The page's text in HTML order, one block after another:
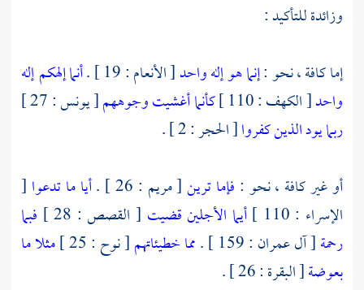
وزائدة للتأكيد :
إما كافة ، نحو :إنما هو إله واحد[ الأنعام : 19 ] .
أنما إلهكم إله
واحد[ الكهف : 110 ] كأنما أغشيت وجوههم[ يونس : 27 ]
ربما يود الذين كفروا[ الحجر : 2 ] .
أو غير كافة ، نحو : فإما ترين[ مريم : 26 ] . أيا ما تدعوا [
الإسراء : 110 ]
أيما الأجلين قضيت [ القصص : 28 ]
فبما
رحمة[ آل عمران : 159 ] . مما خطيئاتهم[ نوح : 25 ]
مثلا ما
بعوضة[ البقرة : 26 ] .